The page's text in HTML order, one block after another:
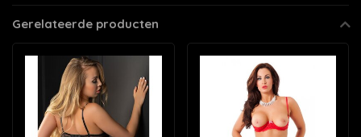
Gerelateerde producten